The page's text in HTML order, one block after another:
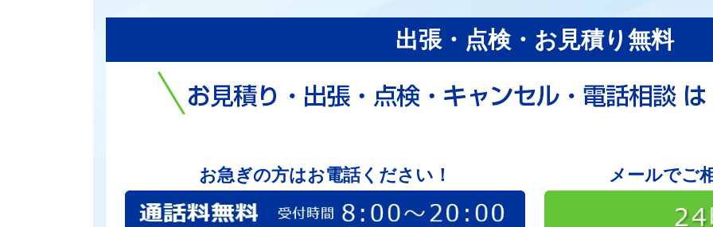
出張・点検・お見積り無料
お急ぎの方はお電話ください！ メールでご